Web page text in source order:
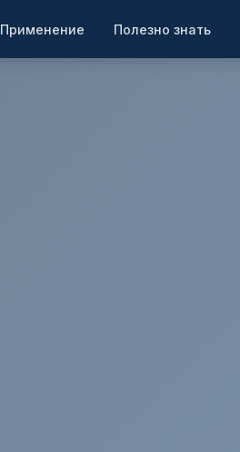
Применение Полезно знать